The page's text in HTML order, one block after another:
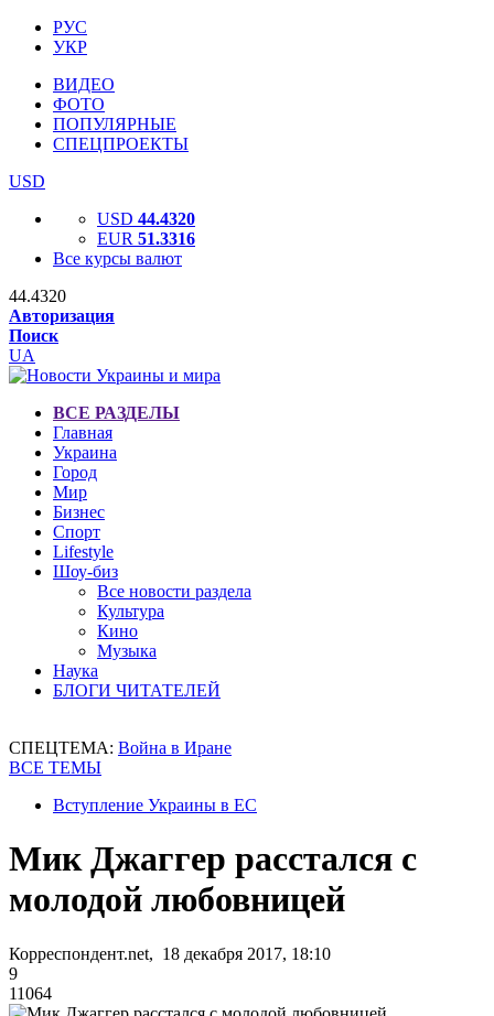
РУС
УКР
ВИДЕО
ФОТО
ПОПУЛЯРНЫЕ
СПЕЦПРОЕКТЫ
USD
USD 44.4320
EUR 51.3316
Все курсы валют
44.4320
Авторизация
Поиск
UA
ВСЕ РАЗДЕЛЫ
Главная
Украина
Город
Мир
Бизнес
Спорт
Lifestyle
Шоу-биз
Все новости раздела
Культура
Кино
Музыка
Наука
БЛОГИ ЧИТАТЕЛЕЙ
СПЕЦТЕМА: Война в Иране
ВСЕ ТЕМЫ
Вступление Украины в ЕС
Мик Джаггер расстался с
молодой любовницей
Корреспондент.net, 18 декабря 2017, 18:10
9
11064